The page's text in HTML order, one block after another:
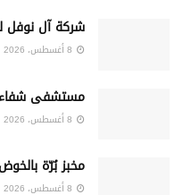
شركة آل نوفل
مستشفى شفاء
مخبز بُرّة